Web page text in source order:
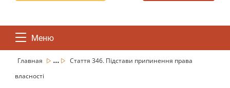
Меню
Главная ...
Стаття 346. Підстави припинення права
власності